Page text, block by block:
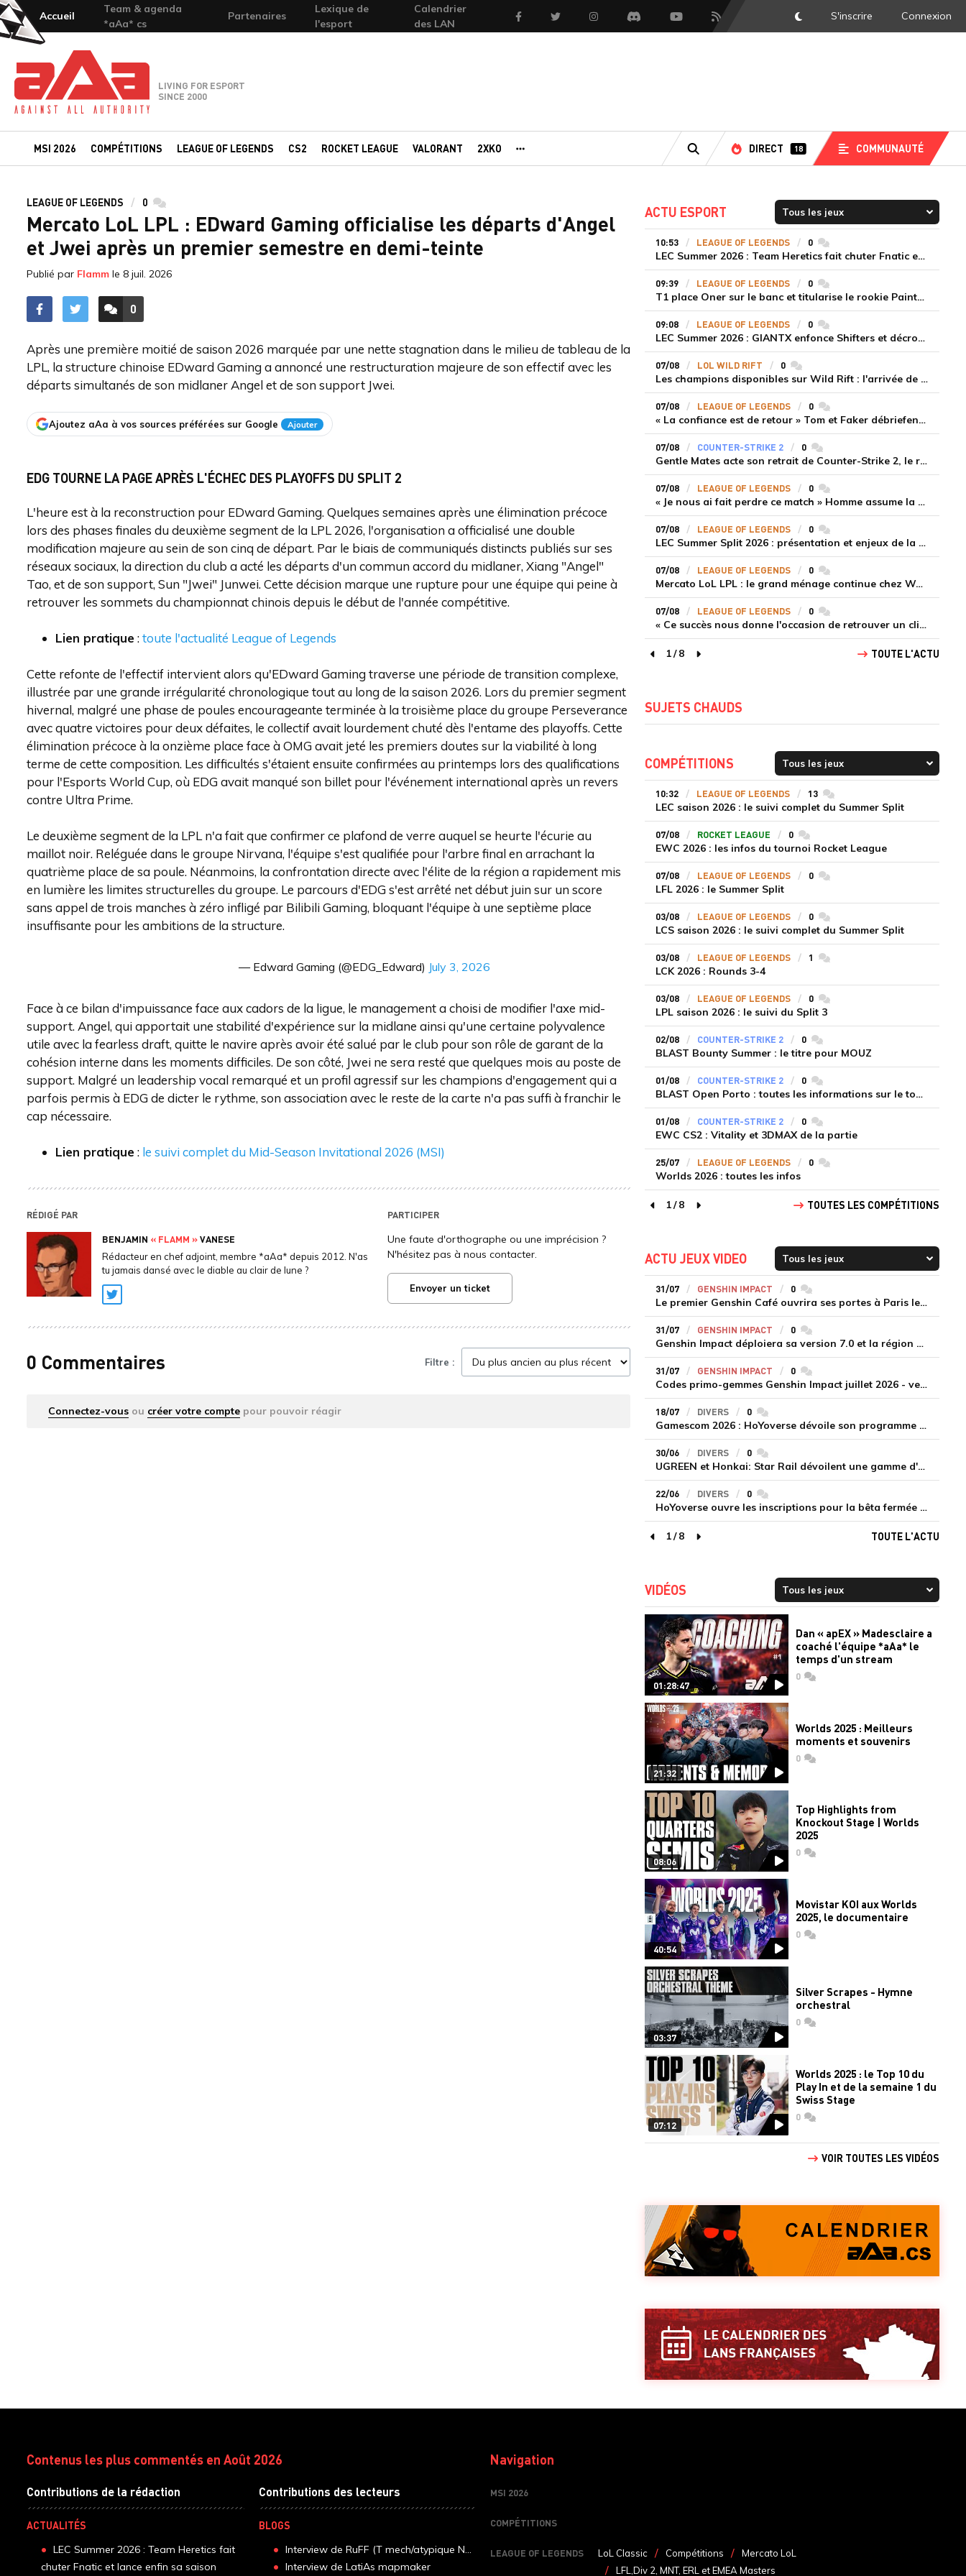
Accueil
Team & agenda
*aAa* cs
Partenaires
Lexique de
l'esport
Calendrier
des LAN
FacebookTwitter InstagramDiscord YoutubeFlux RSS DarkMode
S'inscrire Connexion
Team-aAa - against All authority
LIVING FOR ESPORT
SINCE 2000
MSI 2026 COMPÉTITIONS LEAGUE OF LEGENDS CS2 ROCKET LEAGUE VALORANT 2XKO
RECHERCHE
DIRECT 18 COMMUNAUTÉ
LEAGUE OF LEGENDS 0 commentaires
Mercato LoL LPL : EDward Gaming officialise les départs d'Angel
et Jwei après un premier semestre en demi-teinte
Publié par Flamm le 8 juil. 2026
ACCÉDER AUX
0
COMMENTAIRES
Après une première moitié de saison 2026 marquée par une nette stagnation dans le milieu de tableau de la
LPL, la structure chinoise EDward Gaming a annoncé une restructuration majeure de son effectif avec les
départs simultanés de son midlaner Angel et de son support Jwei.
Ajoutez aAa à vos sources préférées sur Google Ajouter
EDG TOURNE LA PAGE APRÈS L'ÉCHEC DES PLAYOFFS DU SPLIT 2
L'heure est à la reconstruction pour EDward Gaming. Quelques semaines après une élimination précoce
lors des phases finales du deuxième segment de la LPL 2026, l'organisation a officialisé une double
modification majeure au sein de son cinq de départ. Par le biais de communiqués distincts publiés sur ses
réseaux sociaux, la direction du club a acté les départs d'un commun accord du midlaner, Xiang "Angel"
Tao, et de son support, Sun "Jwei" Junwei. Cette décision marque une rupture pour une équipe qui peine à
retrouver les sommets du championnat chinois depuis le début de l'année compétitive.
Lien pratique:toute l'actualité League of Legends
Cette refonte de l'effectif intervient alors qu'EDward Gaming traverse une période de transition complexe,
illustrée par une grande irrégularité chronologique tout au long de la saison 2026. Lors du premier segment
hivernal, malgré une phase de poules encourageante terminée à la troisième place du groupe Perseverance
avec quatre victoires pour deux défaites, le collectif avait lourdement chuté dès l'entame des playoffs. Cette
élimination précoce à la onzième place face à OMG avait jeté les premiers doutes sur la viabilité à long
terme de cette composition. Les difficultés s'étaient ensuite confirmées au printemps lors des qualifications
pour l'Esports World Cup, où EDG avait manqué son billet pour l'événement international après un revers
contre Ultra Prime.
Le deuxième segment de la LPL n'a fait que confirmer ce plafond de verre auquel se heurte l'écurie au
maillot noir. Reléguée dans le groupe Nirvana, l'équipe s'est qualifiée pour l'arbre final en arrachant la
quatrième place de sa poule. Néanmoins, la confrontation directe avec l'élite de la région a rapidement mis
en lumière les limites structurelles du groupe. Le parcours d'EDG s'est arrêté net début juin sur un score
sans appel de trois manches à zéro infligé par Bilibili Gaming, bloquant l'équipe à une septième place
insuffisante pour les ambitions de la structure.
— Edward Gaming (@EDG_Edward) July 3, 2026
Face à ce bilan d'impuissance face aux cadors de la ligue, le management a choisi de modifier l'axe mid-
support. Angel, qui apportait une stabilité d'expérience sur la midlane ainsi qu'une certaine polyvalence
utile avec la fearless draft, quitte le navire après avoir été salué par le club pour son rôle de garant de la
cohésion interne dans les moments difficiles. De son côté, Jwei ne sera resté que quelques mois au poste de
support. Malgré un leadership vocal remarqué et un profil agressif sur les champions d'engagement qui a
parfois permis à EDG de dicter le rythme, son association avec le reste de la carte n'a pas suffi à franchir le
cap nécessaire.
Lien pratique: le suivi complet du Mid-Season Invitational 2026 (MSI)
RÉDIGÉ PAR
BENJAMIN « FLAMM »VANESE
Rédacteur en chef adjoint, membre *aAa* depuis 2012. N'as
tu jamais dansé avec le diable au clair de lune ?
Twitter
PARTICIPER
Une faute d'orthographe ou une imprécision ?
N'hésitez pas à nous contacter.
Envoyer un ticket
0 Commentaires Filtre :
Connectez-vous ou créer votre compte pour pouvoir réagir
ACTU ESPORT
10:53 LEAGUE OF LEGENDS 0commentaires
LEC Summer 2026 : Team Heretics fait chuter Fnatic et lance enfin sa saison estivale
09:39 LEAGUE OF LEGENDS 0commentaires
T1 place Oner sur le banc et titularise le rookie Painter face à Hanwha Life Esports
09:08 LEAGUE OF LEGENDS 0commentaires
LEC Summer 2026 : GIANTX enfonce Shifters et décroche sa première victoire
07/08 LOL WILD RIFT 0commentaires
Les champions disponibles sur Wild Rift : l'arrivée de Cho'Gath
07/08 LEAGUE OF LEGENDS 0commentaires
« La confiance est de retour » Tom et Faker débriefent la victoire convaincante de T1 face à Dplus KIA
07/08 COUNTER-STRIKE 2 0commentaires
Gentle Mates acte son retrait de Counter-Strike 2, le roster ibérique libéré
07/08 LEAGUE OF LEGENDS 0commentaires
« Je nous ai fait perdre ce match » Homme assume la responsabilité de la défaite de HLE face à Gen.G
07/08 LEAGUE OF LEGENDS 0commentaires
LEC Summer Split 2026 : présentation et enjeux de la troisième semaine de compétition
07/08 LEAGUE OF LEGENDS 0commentaires
Mercato LoL LPL : le grand ménage continue chez Weibo Gaming, Jiejie quitte le navire au profit de Xiaohao
07/08 LEAGUE OF LEGENDS 0commentaires
« Ce succès nous donne l'occasion de retrouver un climat beaucoup plus positif » Ryu et Canyon soulagés après la victoire de Gen.G sur HLE
page précédente
1/8
page suivante
TOUTE L'ACTU
SUJETS CHAUDS
COMPÉTITIONS
10:32 LEAGUE OF LEGENDS 13commentaires
LEC saison 2026 : le suivi complet du Summer Split
07/08 ROCKET LEAGUE 0commentaires
EWC 2026 : les infos du tournoi Rocket League
07/08 LEAGUE OF LEGENDS 0commentaires
LFL 2026 : le Summer Split
03/08 LEAGUE OF LEGENDS 0commentaires
LCS saison 2026 : le suivi complet du Summer Split
03/08 LEAGUE OF LEGENDS 1 commentaires
LCK 2026 : Rounds 3-4
03/08 LEAGUE OF LEGENDS 0commentaires
LPL saison 2026 : le suivi du Split 3
02/08 COUNTER-STRIKE 2 0commentaires
BLAST Bounty Summer : le titre pour MOUZ
01/08 COUNTER-STRIKE 2 0commentaires
BLAST Open Porto : toutes les informations sur le tournoi
01/08 COUNTER-STRIKE 2 0commentaires
EWC CS2 : Vitality et 3DMAX de la partie
25/07 LEAGUE OF LEGENDS 0commentaires
Worlds 2026 : toutes les infos
page précédente
1/8
page suivante
TOUTES LES COMPÉTITIONS
ACTU JEUX VIDEO
31/07 GENSHIN IMPACT 0commentaires
Le premier Genshin Café ouvrira ses portes à Paris le 14 août
31/07 GENSHIN IMPACT 0commentaires
Genshin Impact déploiera sa version 7.0 et la région de Snezhnaya le 12 août
31/07 GENSHIN IMPACT 0commentaires
Codes primo-gemmes Genshin Impact juillet 2026 - version 7.0
18/07 DIVERS 0commentaires
Gamescom 2026 : HoYoverse dévoile son programme et présente deux nouveaux jeux inédits
30/06 DIVERS 0commentaires
UGREEN et Honkai: Star Rail dévoilent une gamme d'accessoires de recharge en édition limitée
22/06 DIVERS 0commentaires
HoYoverse ouvre les inscriptions pour la bêta fermée de Honkai : Nexus Anima
page précédente
1/8
page suivante
TOUTE L'ACTU
VIDÉOS
01:28:47
Dan « apEX » Madesclaire a
coaché l'équipe *aAa* le
temps d'un stream
0commentaires
21:32
Worlds 2025 : Meilleurs
moments et souvenirs
0commentaires
08:06
Top Highlights from
Knockout Stage | Worlds
2025
0commentaires
40:54
Movistar KOI aux Worlds
2025, le documentaire
0commentaires
03:37
Silver Scrapes - Hymne
orchestral
0commentaires
07:12
Worlds 2025 : le Top 10 du
Play In et de la semaine 1 du
Swiss Stage
0commentaires
VOIR TOUTES LES VIDÉOS
Contenus les plus commentés en Août 2026
Contributions de la rédaction
ACTUALITÉS
LEC Summer 2026 : Team Heretics fait
chuter Fnatic et lance enfin sa saison
Contributions des lecteurs
BLOGS
Interview de RuFF (T mech/atypique N...
Interview de LatiAs mapmaker
Navigation
MSI 2026
COMPÉTITIONS
LEAGUE OF LEGENDS LoL Classic Compétitions
Mercato LoL
LFL,Div 2, MNT, ERL et EMEA Masters